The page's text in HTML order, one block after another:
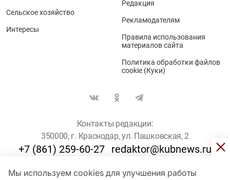
Мы используем cookies для улучшения работы
Сельское хозяйство
Интересы
Редакция
Рекламодателям
Правила использования
материалов сайта
Политика обработки файлов
cookie (Куки)
Контакты редакции:
350000, г. Краснодар, ул. Пашковская, 2
+7 (861) 259-60-27 redaktor@kubnews.ru
Для пользователей старше 16 лет